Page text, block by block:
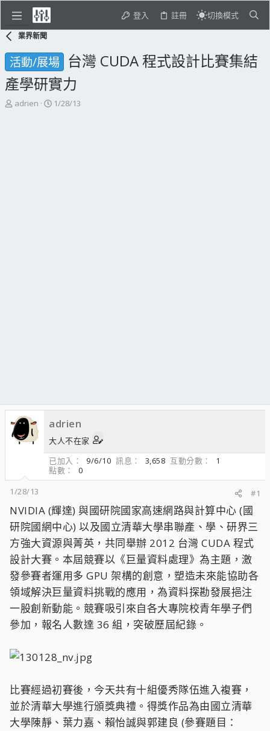
登入 註冊 切換模式
業界新聞
活動/展場 台灣 CUDA 程式設計比賽集結
產學研實力
主
adrien
開
1/28/13
adrien
大人不在家
已加入
9/6/10 訊息 3,658 互動分數
1
點數
0
1/28/13
#1
NVIDIA (輝達) 與國研院國家高速網路與計算中心 (國
研院國網中心) 以及國立清華大學串聯產、學、研界三
方強大資源與菁英，共同舉辦 2012 台灣 CUDA 程式
設計大賽。本屆競賽以《巨量資料處理》為主題，激
發參賽者運用多 GPU 架構的創意，塑造未來能協助各
領域解決巨量資料挑戰的應用，為資料探勘發展挹注
一股創新動能。競賽吸引來自各大專院校青年學子們
參加，報名人數達 36 組，突破歷屆紀錄。
比賽經過初賽後，今天共有十組優秀隊伍進入複賽，
並於清華大學進行頒獎典禮。得獎作品為由國立清華
大學陳靜、葉力嘉、賴怡誠與郭建良 (參賽題目：